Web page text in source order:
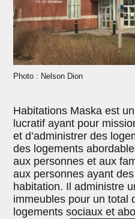
Photo : Nelson Dion
Habitations Maska est
lucratif ayant pour
et d’administrer des
des logements
aux personnes et aux
aux personnes ayant
habitation. Il administre
immeubles pour un total
logements sociaux et